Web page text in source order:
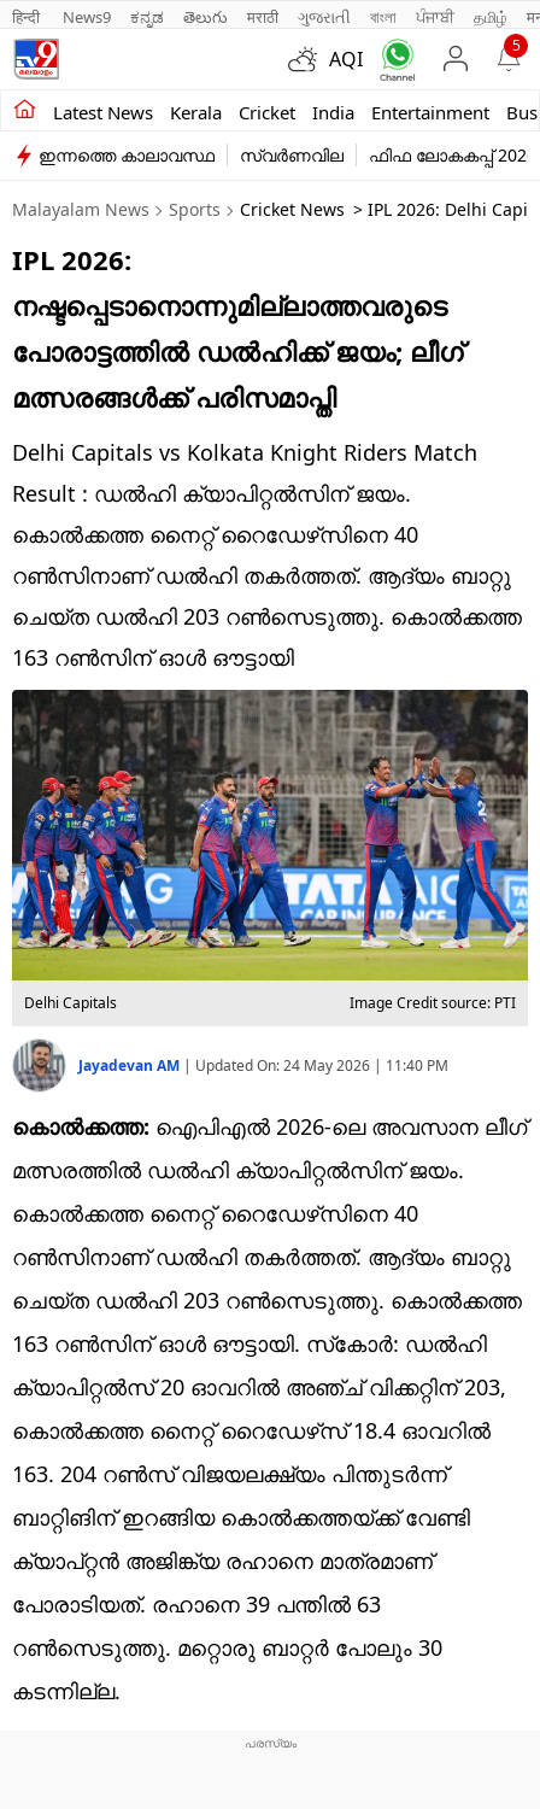
हिन्दी News9 ಕನ್ನಡ తెలుగు मराठी ગુજરાતી বাংলা ਪੰਜਾਬੀ தமிழ்
AQI
5
Latest News Kerala Cricket India Entertainment
Kerala
India
Entertainment
Business
Education
Lifestyle
world
Technology
Religion
Web Story
Photo
Short Videos
ഇന്നത്തെ കാലാവസ്ഥ സ്വർണവില ഫിഫ ലോകകപ്പ് 2026
Malayalam News Sports Cricket News > IPL 2026: Delhi
IPL 2026:
നഷ്ടപ്പെടാനൊന്നുമില്ലാത്തവരുടെ
പോരാട്ടത്തില്‍ ഡല്‍ഹിക്ക് ജയം; ലീഗ്
മത്സരങ്ങള്‍ക്ക് പരിസമാപ്തി
Delhi Capitals vs Kolkata Knight Riders Match
Result : ഡല്‍ഹി ക്യാപിറ്റല്‍സിന് ജയം.
കൊല്‍ക്കത്ത നൈറ്റ് റൈഡേഴ്‌സിനെ 40
റണ്‍സിനാണ് ഡല്‍ഹി തകര്‍ത്തത്. ആദ്യം ബാറ്റു
ചെയ്ത ഡല്‍ഹി 203 റണ്‍സെടുത്തു. കൊല്‍ക്കത്ത
163 റണ്‍സിന് ഓള്‍ ഔട്ടായി
Delhi Capitals Image Credit source: PTI
Jayadevan AM | Updated On:24 May 2026 | 11:40 PM
കൊല്‍ക്കത്ത: ഐപിഎല്‍ 2026-ലെ അവസാന ലീഗ്
മത്സരത്തില്‍ ഡല്‍ഹി ക്യാപിറ്റല്‍സിന് ജയം.
കൊല്‍ക്കത്ത നൈറ്റ് റൈഡേഴ്‌സിനെ 40
റണ്‍സിനാണ് ഡല്‍ഹി തകര്‍ത്തത്. ആദ്യം ബാറ്റു
ചെയ്ത ഡല്‍ഹി 203 റണ്‍സെടുത്തു. കൊല്‍ക്കത്ത
163 റണ്‍സിന് ഓള്‍ ഔട്ടായി. സ്‌കോര്‍: ഡല്‍ഹി
ക്യാപിറ്റല്‍സ് 20 ഓവറില്‍ അഞ്ച് വിക്കറ്റിന് 203,
കൊല്‍ക്കത്ത നൈറ്റ് റൈഡേഴ്‌സ് 18.4 ഓവറില്‍
163. 204 റണ്‍സ് വിജയലക്ഷ്യം പിന്തുടര്‍ന്ന്
ബാറ്റിങിന് ഇറങ്ങിയ കൊല്‍ക്കത്തയ്ക്ക് വേണ്ടി
ക്യാപ്റ്റന്‍ അജിങ്ക്യ രഹാനെ മാത്രമാണ്
പോരാടിയത്. രഹാനെ 39 പന്തില്‍ 63
റണ്‍സെടുത്തു. മറ്റൊരു ബാറ്റര്‍ പോലും 30
കടന്നില്ല.